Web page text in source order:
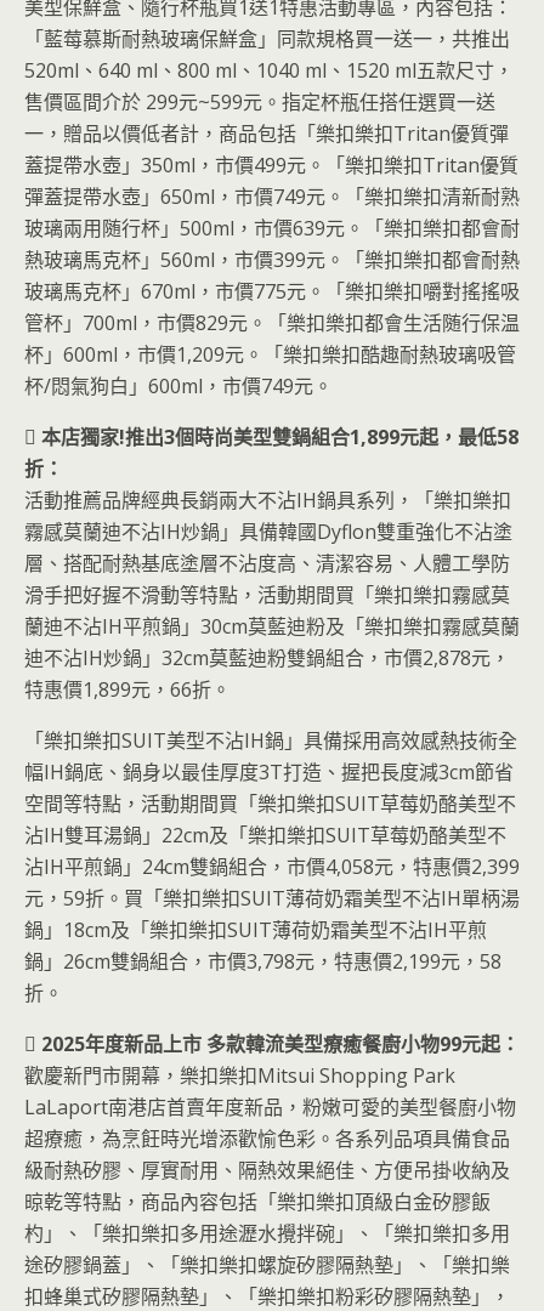
美型保鮮盒、隨行杯瓶買1送1特惠活動專區，內容包括：
「藍莓慕斯耐熱玻璃保鮮盒」同款規格買一送一，共推出
520ml、640 ml、800 ml、1040 ml、1520 ml五款尺寸，
售價區間介於 299元~599元。指定杯瓶任搭任選買一送
一，贈品以價低者計，商品包括「樂扣樂扣Tritan優質彈
蓋提帶水壺」350ml，市價499元。「樂扣樂扣Tritan優質
彈蓋提帶水壺」650ml，市價749元。「樂扣樂扣清新耐熟
玻璃兩用随行杯」500ml，市價639元。「樂扣樂扣都會耐
熱玻璃馬克杯」560ml，市價399元。「樂扣樂扣都會耐熱
玻璃馬克杯」670ml，市價775元。「樂扣樂扣嚼對搖搖吸
管杯」700ml，市價829元。「樂扣樂扣都會生活随行保温
杯」600ml，市價1,209元。「樂扣樂扣酷趣耐熱玻璃吸管
杯/悶氣狗白」600ml，市價749元。
 本店獨家!推出3個時尚美型雙鍋組合1,899元起，最低58
折：
活動推薦品牌經典長銷兩大不沾IH鍋具系列，「樂扣樂扣
霧感莫蘭迪不沾IH炒鍋」具備韓國Dyflon雙重強化不沾塗
層、搭配耐熱基底塗層不沾度高、清潔容易、人體工學防
滑手把好握不滑動等特點，活動期間買「樂扣樂扣霧感莫
蘭迪不沾IH平煎鍋」30cm莫藍迪粉及「樂扣樂扣霧感莫蘭
迪不沾IH炒鍋」32cm莫藍迪粉雙鍋組合，市價2,878元，
特惠價1,899元，66折。
「樂扣樂扣SUIT美型不沾IH鍋」具備採用高效感熱技術全
幅IH鍋底、鍋身以最佳厚度3T打造、握把長度減3cm節省
空間等特點，活動期間買「樂扣樂扣SUIT草莓奶酪美型不
沾IH雙耳湯鍋」22cm及「樂扣樂扣SUIT草莓奶酪美型不
沾IH平煎鍋」24cm雙鍋組合，市價4,058元，特惠價2,399
元，59折。買「樂扣樂扣SUIT薄荷奶霜美型不沾IH單柄湯
鍋」18cm及「樂扣樂扣SUIT薄荷奶霜美型不沾IH平煎
鍋」26cm雙鍋組合，市價3,798元，特惠價2,199元，58
折。
 2025年度新品上市 多款韓流美型療癒餐廚小物99元起：
歡慶新門市開幕，樂扣樂扣Mitsui Shopping Park
LaLaport南港店首賣年度新品，粉嫩可愛的美型餐廚小物
超療癒，為烹飪時光增添歡愉色彩。各系列品項具備食品
級耐熱矽膠、厚實耐用、隔熱效果絕佳、方便吊掛收納及
晾乾等特點，商品內容包括「樂扣樂扣頂級白金矽膠飯
杓」、「樂扣樂扣多用途瀝水攪拌碗」、「樂扣樂扣多用
途矽膠鍋蓋」、「樂扣樂扣螺旋矽膠隔熱墊」、「樂扣樂
扣蜂巢式矽膠隔熱墊」、「樂扣樂扣粉彩矽膠隔熱墊」，